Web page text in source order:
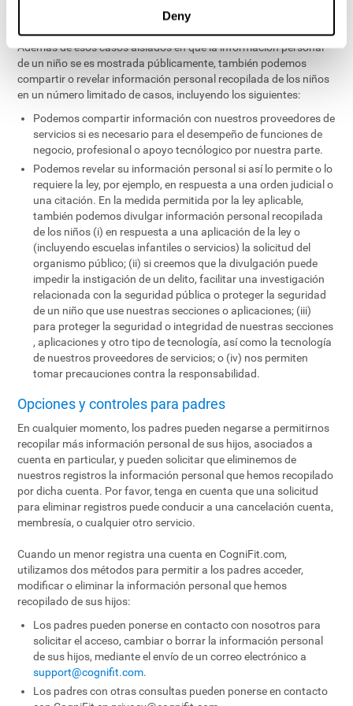
Deny
Por defecto, la información personal del niño no se publica.
Además de esos casos aislados en que la información personal
de un niño se es mostrada públicamente, también podemos
compartir o revelar información personal recopilada de los niños
en un número limitado de casos, incluyendo los siguientes:
Podemos compartir información con nuestros proveedores de
servicios si es necesario para el desempeño de funciones de
negocio, profesional o apoyo tecnólogico por nuestra parte.
Podemos revelar su información personal si así lo permite o lo
requiere la ley, por ejemplo, en respuesta a una orden judicial o
una citación. En la medida permitida por la ley aplicable,
también podemos divulgar información personal recopilada
de los niños (i) en respuesta a una aplicación de la ley o
(incluyendo escuelas infantiles o servicios) la solicitud del
organismo público; (ii) si creemos que la divulgación puede
impedir la instigación de un delito, facilitar una investigación
relacionada con la seguridad pública o proteger la seguridad
de un niño que use nuestras secciones o aplicaciones; (iii)
para proteger la seguridad o integridad de nuestras secciones
, aplicaciones y otro tipo de tecnología, así como la tecnología
de nuestros proveedores de servicios; o (iv) nos permiten
tomar precauciones contra la responsabilidad.
Opciones y controles para padres
En cualquier momento, los padres pueden negarse a permitirnos
recopilar más información personal de sus hijos, asociados a
cuenta en particular, y pueden solicitar que eliminemos de
nuestros registros la información personal que hemos recopilado
por dicha cuenta. Por favor, tenga en cuenta que una solicitud
para eliminar registros puede conducir a una cancelación cuenta,
membresía, o cualquier otro servicio.
Cuando un menor registra una cuenta en CogniFit.com,
utilizamos dos métodos para permitir a los padres acceder,
modificar o eliminar la información personal que hemos
recopilado de sus hijos:
Los padres pueden ponerse en contacto con nosotros para
solicitar el acceso, cambiar o borrar la información personal
de sus hijos, mediante el envío de un correo electrónico a
support@cognifit.com.
Los padres con otras consultas pueden ponerse en contacto